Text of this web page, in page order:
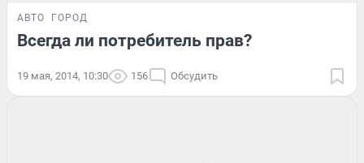
АВТО ГОРОД
Всегда ли потребитель прав?
19 мая, 2014, 10:30 156 Обсудить